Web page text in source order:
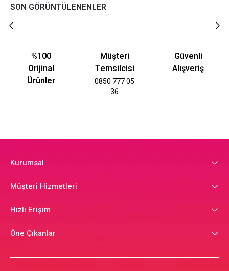
SON GÖRÜNTÜLENENLER
%100
Orijinal
Ürünler
Müşteri
Temsilcisi
0850 777 05
36
Güvenli
Alışveriş
Kurumsal
Müşteri Hizmetleri
Hızlı Erişim
Öne Çıkanlar